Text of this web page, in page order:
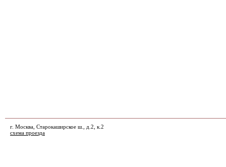
г. Москва, Старокаширское ш., д.2, к.2
схема проезда